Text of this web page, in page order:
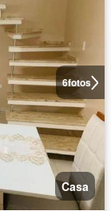
6fotos
Casa